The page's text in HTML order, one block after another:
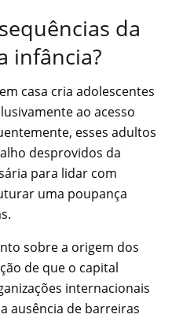
da
infância?
casa cria adolescentes
ao acesso
esses adultos
desprovidos da
para lidar com
uma poupança
sobre a origem dos
de que o capital
internacionais
ausência de barreiras